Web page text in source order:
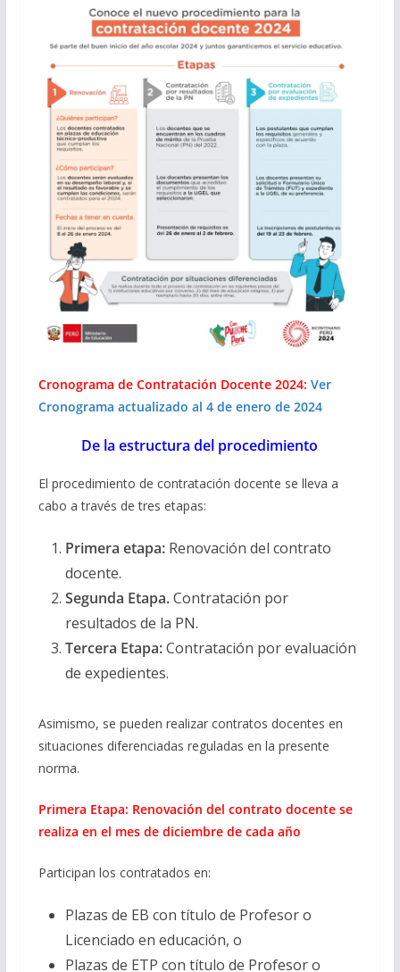
Cronograma de Contratación Docente 2024: Ver
Cronograma actualizado al 4 de enero de 2024
De la estructura del procedimiento
El procedimiento de contratación docente se lleva a
cabo a través de tres etapas:
Primera etapa:Renovación del contrato
docente.
Segunda Etapa.Contratación por
resultados de la PN.
Tercera Etapa:Contratación por evaluación
de expedientes.
Asimismo, se pueden realizar contratos docentes en
situaciones diferenciadas reguladas en la presente
norma.
Primera Etapa: Renovación del contrato docente se
realiza en el mes de diciembre de cada año
Participan los contratados en:
Plazas de EB con título de Profesor o
Licenciado en educación, o
Plazas de ETP con título de Profesor o